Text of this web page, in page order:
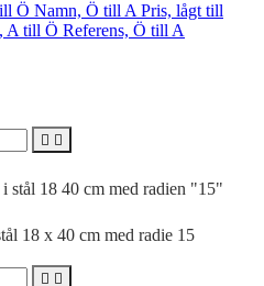
Ö Namn, Ö till A Pris, lågt till
A till Ö Referens, Ö till A
 
18 x 40 cm med radie 15
 